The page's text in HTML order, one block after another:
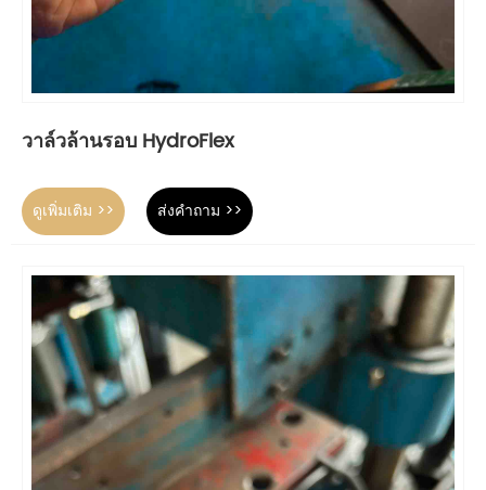
วาล์วล้านรอบ HydroFlex
ดูเพิ่มเติม >> ส่งคำถาม >>